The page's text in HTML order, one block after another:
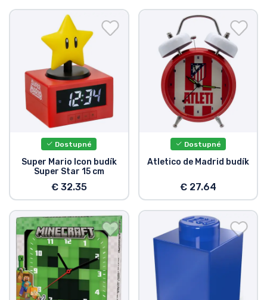
Dostupné
Super Mario Icon budík
Super Star 15 cm
€ 32.35
Dostupné
Atletico de Madrid budík
€ 27.64